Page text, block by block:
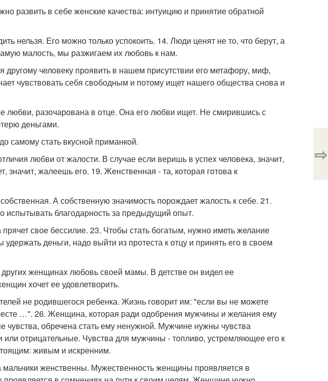
развить в себе женские качества: интуицию и принятие обратной
нельзя. Его можно только успокоить. 14. Люди ценят не то, что берут, а
малость, мы разжигаем их любовь к нам.
другому человеку проявить в нашем присутствии его метафору, миф,
чувствовать себя свободным и потому ищет нашего общества снова и
любви, разочарована в отце. Она его любви ищет. Не смирившись с
деньгами.
самому стать вкусной приманкой.
любви от жалости. В случае если веришь в успех человека, значит,
значит, жалеешь его. 19. Женственная - та, которая готова к
А собственную значимость порождает жалость к себе. 21.
благодарность за предыдущий опыт.
свое бессилие. 23. Чтобы стать богатым, нужно иметь желание
деньги, надо выйти из протеста к отцу и принять его в своем
женщинах любовь своей мамы. В детстве он видел ее
хочет ее удовлетворить.
не родившегося ребенка. Жизнь говорит им: "если вы не можете
…". 26. Женщина, которая ради одобрения мужчины и желания ему
чувства, обречена стать ему ненужной. Мужчине нужны чувства
отрицательные. Чувства для мужчины - топливо, устремляющее его к
живым и искренним.
женственны. Мужественность женщины проявляется в
⇨